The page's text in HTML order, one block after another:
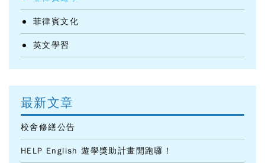
菲律賓文化
英文學習
最新文章
校舍修繕公告
HELP English 遊學獎助計畫開跑囉！